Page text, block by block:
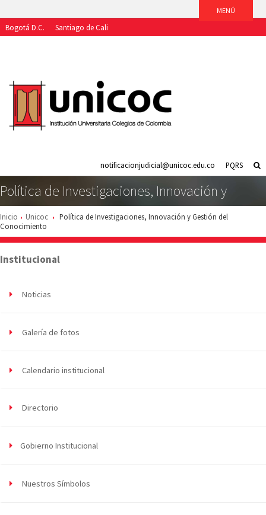
Bogotá D.C.
Santiago de Cali
PQRS
notificacionjudicial@unicoc.edu.co
Política de Investigaciones, Innovación y
Gestión del Conocimiento
Inicio Unicoc
Política de Investigaciones, Innovación y Gestión del
Conocimiento
Institucional
Noticias
Galería de fotos
Calendario institucional
Directorio
Gobierno Institucional
Nuestros Símbolos